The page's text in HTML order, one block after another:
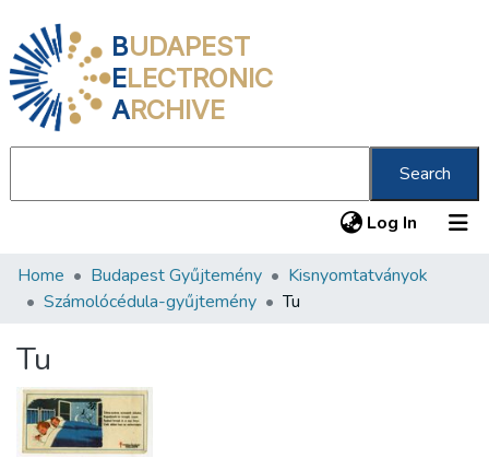
BUDAPEST
ELECTRONIC
ARCHIVE
Search
Log In (current)
Communities & Collections
Statistics
About us
Home Budapest Gyűjtemény
Kisnyomtatványok
Számolócédula-gyűjtemény
Tu
Tu